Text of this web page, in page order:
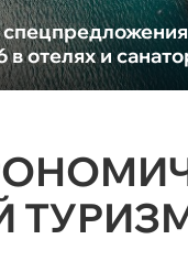
в отелях и